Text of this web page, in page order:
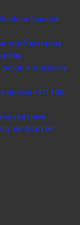
Summit
років з моменту
премії «УП 100.
на форумі